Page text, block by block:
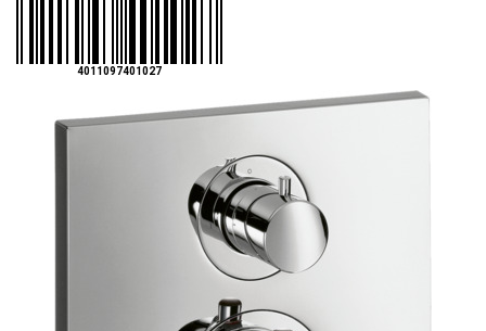
4011097401027